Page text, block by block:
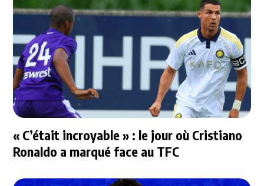
« C’était incroyable » : le jour où Cristiano
Ronaldo a marqué face au TFC